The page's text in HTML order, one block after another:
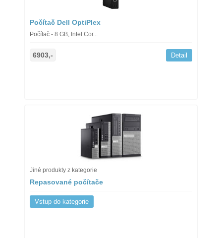
Počítač Dell OptiPlex
Počítač - 8 GB, Intel Cor...
6903,- Detail
Jiné produkty z kategorie
Repasované počítače
Vstup do kategorie